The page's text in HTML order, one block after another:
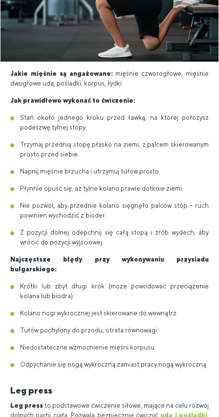
Jakie mięśnie są angażowane:mięśnie czworogłowe, mięśnie
dwugłowe uda, pośladki, korpus, łydki.
Jak prawidłowo wykonać to ćwiczenie:
Stań około jednego kroku przed ławką, na której położysz
podeszwę tylnej stopy.
Trzymaj przednią stopę płasko na ziemi, z palcem skierowanym
prosto przed siebie.
Napnij mięśnie brzucha i utrzymuj tułów prosto.
Płynnie opuść się, aż tylne kolano prawie dotknie ziemi.
Nie pozwól, aby przednie kolano sięgnęło palców stóp – ruch
powinien wychodzić z bioder.
Z pozycji dolnej odepchnij się całą stopą i zrób wydech, aby
wrócić do pozycji wyjściowej.
Najczęstsze błędy przy wykonywaniu przysiadu
bułgarskiego:
Krótki lub zbyt długi krok (może powodować przeciążenie
kolana lub biodra).
Kolano nogi wykrocznej jest skierowane do wewnątrz.
Tułów pochylony do przodu, utrata równowagi.
Niedostateczne wzmocnienie mięśni korpusu.
Odpychanie się nogą wykroczną zamiast pracy nogą wykroczną.
Leg press
Leg press to podstawowe ćwiczenie siłowe, mające na celu rozwój
dolnych partii ciała. Pozwala bezpiecznie ćwiczyć uda i pośladki